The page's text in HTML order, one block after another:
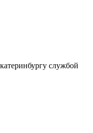
службой